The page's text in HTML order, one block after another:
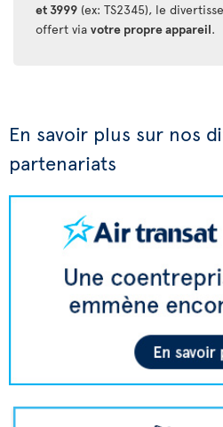
et 3999 (ex: TS2345), le
offert via votre propre appareil.
En savoir plus sur nos
partenariats